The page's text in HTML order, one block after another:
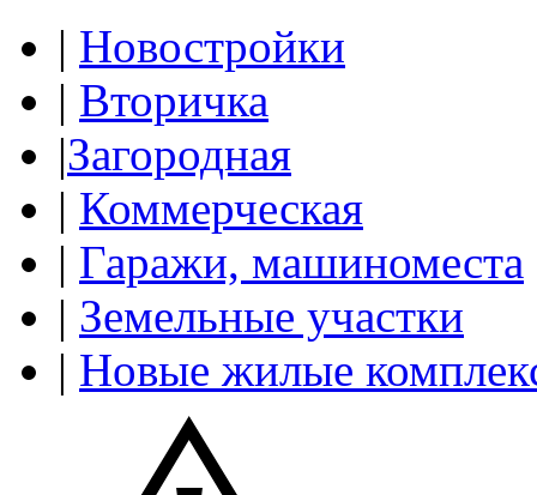
| Новостройки
| Вторичка
|Загородная
| Коммерческая
| Гаражи, машиноместа
| Земельные участки
| Новые жилые